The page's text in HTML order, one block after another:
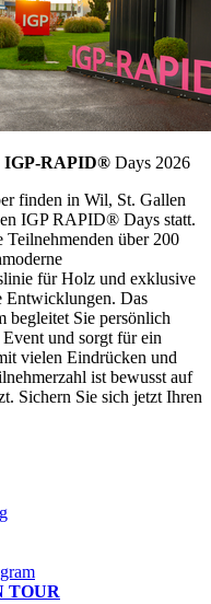
IGP-RAPID® Days 2026
finden in Wil, St. Gallen
IGP RAPID® Days statt.
über 200
für Holz und exklusive
Entwicklungen. Das
begleitet Sie persönlich
und sorgt für ein
vielen Eindrücken und
ist bewusst auf
Sichern Sie sich jetzt Ihren
TOUR